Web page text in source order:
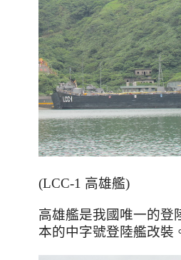
(LCC-1 高雄艦)
高雄艦是我國唯一的登
本的中字號登陸艦改裝